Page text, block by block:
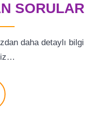
SORULAR
daha detaylı bilgi